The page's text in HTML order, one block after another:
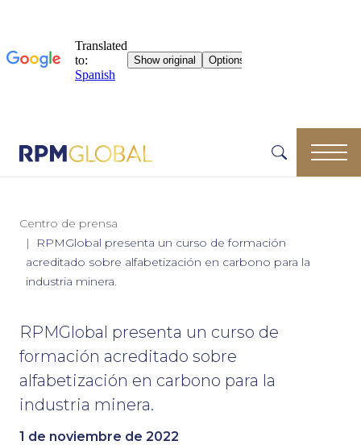
Centro de prensa
RPMGlobal presenta un curso de formación
acreditado sobre alfabetización en carbono para la
industria minera.
RPMGlobal presenta un curso de
formación acreditado sobre
alfabetización en carbono para la
industria minera.
1 de noviembre de 2022